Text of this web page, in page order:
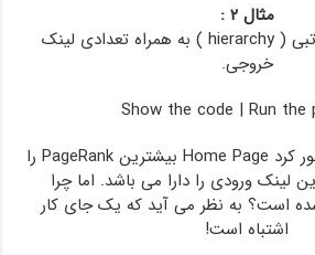
مثال ۲ :
یک نمونه سلسله مراتبی ( hierarchy ) به همراه تعدادی لینک
خروجی.
Show the code | Run the
همانطور که میتوان تصور کرد Home Page بیشترین PageRank را
لینک ورودی را دارا می باشد. اما چرا
عدد ۰٫۳۷۸ شده است؟ به نظر می آید که یک جای کار
اشتباه است!